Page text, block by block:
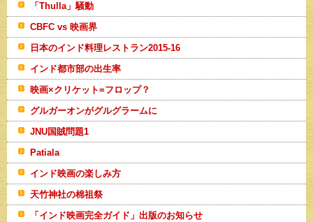
「Thulla」騒動
CBFC vs 映画界
日本のインド料理レストラン2015-16
インド都市部の出生率
映画×クリケット=フロップ？
グルガーオンがグルグラームに
JNU国賊問題1
Patiala
インド映画の楽しみ方
天竹神社の棉祖祭
「インド映画完全ガイド」出版のお知らせ